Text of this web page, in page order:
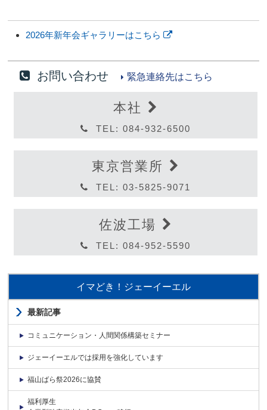
2026年新年会ギャラリーはこちら
お問い合わせ 緊急連絡先はこちら
本社
TEL: 084-932-6500
東京営業所
TEL: 03-5825-9071
佐波工場
TEL: 084-952-5590
イマどき！ジェーイーエル
最新記事
コミュニケーション・人間関係構築セミナー
ジェーイーエルでは採用を強化しています
福山ばら祭2026に協賛
福利厚生